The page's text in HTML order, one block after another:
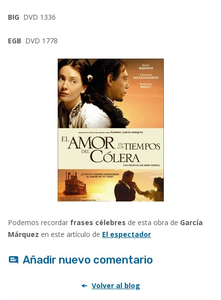
BIG DVD 1336
EGB DVD 1778
Podemos recordar frases célebres de esta obra de García
Márquez en este artículo de El espectador
Añadir nuevo comentario
Volver al blog